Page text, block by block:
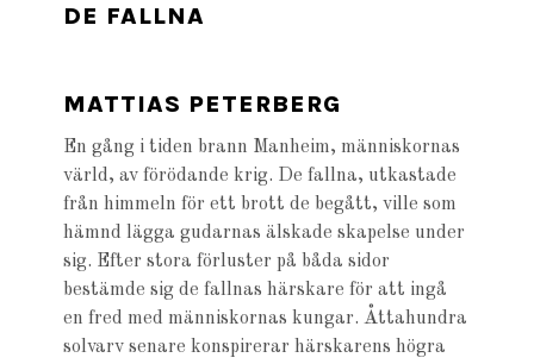
DE FALLNA
MATTIAS PETERBERG
En gång i tiden brann Manheim, människornas
värld, av förödande krig. De fallna, utkastade
från himmeln för ett brott de begått, ville som
hämnd lägga gudarnas älskade skapelse under
sig. Efter stora för­luster på båda sidor
bestämde sig de fallnas härskare för att ingå
en fred med människornas kungar. Åttahundra
solvarv senare konspirerar härskarens högra